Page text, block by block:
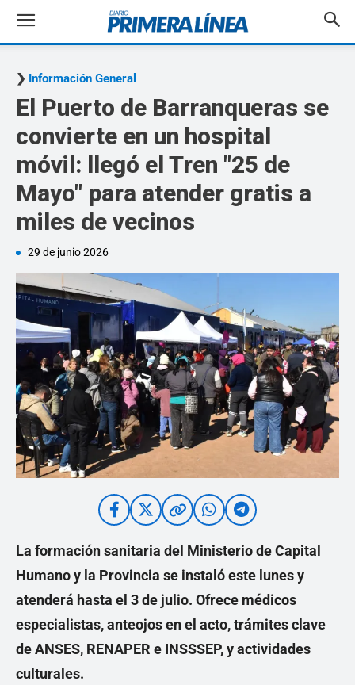
Información General
El Puerto de Barranqueras se
convierte en un hospital
móvil: llegó el Tren "25 de
Mayo" para atender gratis a
miles de vecinos
29 de junio 2026
La formación sanitaria del Ministerio de Capital
Humano y la Provincia se instaló este lunes y
atenderá hasta el 3 de julio. Ofrece médicos
especialistas, anteojos en el acto, trámites clave
de ANSES, RENAPER e INSSSEP, y actividades
culturales.